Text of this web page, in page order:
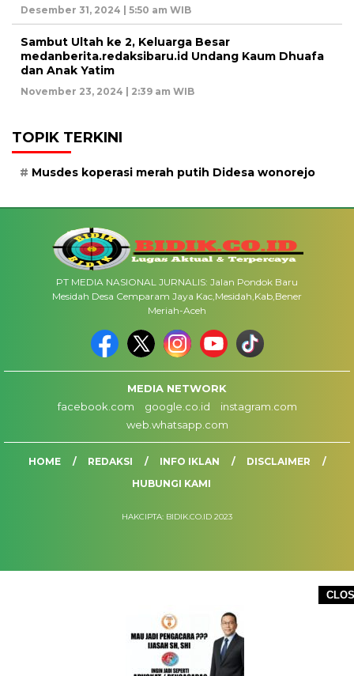
Desember 31, 2024 | 5:50 am WIB
Sambut Ultah ke 2, Keluarga Besar
medanberita.redaksibaru.id Undang Kaum Dhuafa
dan Anak Yatim
November 23, 2024 | 2:39 am WIB
TOPIK TERKINI
Musdes koperasi merah putih Didesa wonorejo
PT MEDIA NASIONAL JURNALIS: Jalan Pondok Baru
Mesidah Desa Cemparam Jaya Kac,Mesidah,Kab,Bener
Meriah-Aceh
MEDIA NETWORK
facebook.com
google.co.id
instagram.com
web.whatsapp.com
HOME REDAKSI INFO IKLAN
DISCLAIMER
HUBUNGI KAMI
HAKCIPTA: BIDIK.CO.ID 2023